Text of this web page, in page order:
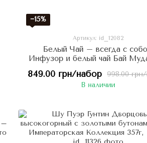
−15%
Артикул: id_12082
Белый Чай – всегда с
Инфузор и белый чай Бай
998.00
849.00 грн/набор
В наличии